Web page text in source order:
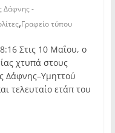
Δάφνης -
,Γραφείο τύπου
Στις 10 Μαΐου, ο
χτυπά στους
Δάφνης–Υμηττού
τελευταίο ετάπ του